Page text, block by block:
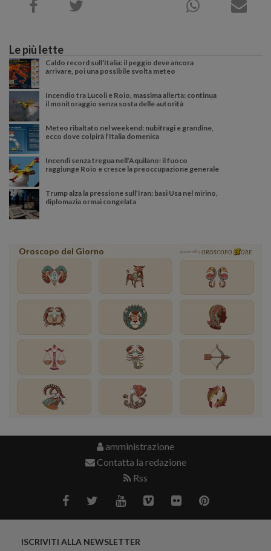
Le più lette
Caldo record sull'Italia: il peggio deve ancora
arrivare, poi una possibile svolta meteo
Incendio tra Lucoli e Roio, massima allerta: continua
il monitoraggio senza sosta delle autorità
Meteo ribaltato nel weekend: nubifragi e grandine,
ecco dove colpirà l’Italia domenica
Incendi senza tregua nell’Aquilano: il fuoco
raggiunge Roio e cresce la preoccupazione generale
Trump alza la pressione sull’Iran: basi Usa nel mirino,
diplomazia ormai congelata
Oroscopo del Giorno powered by OROSCOPO ORE
amministrazione
Contatta la redazione
Rss
ISCRIVITI ALLA NEWSLETTER